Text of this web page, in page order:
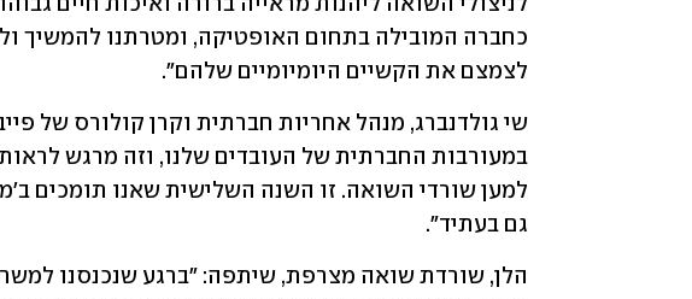
לצמצם את הקשיים היומיומיים שלהם".
גם בעתיד".